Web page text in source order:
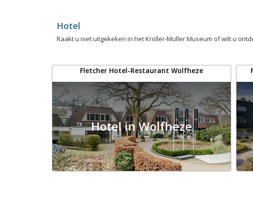
Hotel
Raakt u niet uitgekeken in het Kröller-Müller Museum of wilt u
Fletcher Hotel-Restaurant Wolfheze
Hotel in Wolfheze